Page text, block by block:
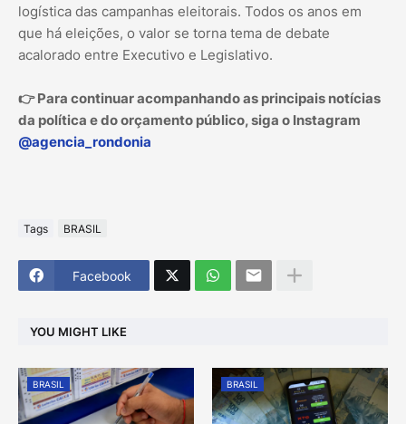
logística das campanhas eleitorais. Todos os anos em
que há eleições, o valor se torna tema de debate
acalorado entre Executivo e Legislativo.
👉 Para continuar acompanhando as principais notícias
da política e do orçamento público, siga o Instagram
@agencia_rondonia
Tags BRASIL
Facebook
YOU MIGHT LIKE
BRASIL BRASIL